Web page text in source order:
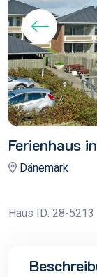
Ferienhaus
Dänemark
Haus ID: 28-5213